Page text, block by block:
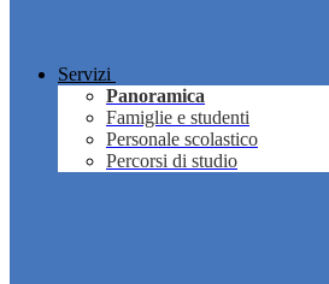
Servizi
Panoramica
Famiglie e studenti
Personale scolastico
Percorsi di studio